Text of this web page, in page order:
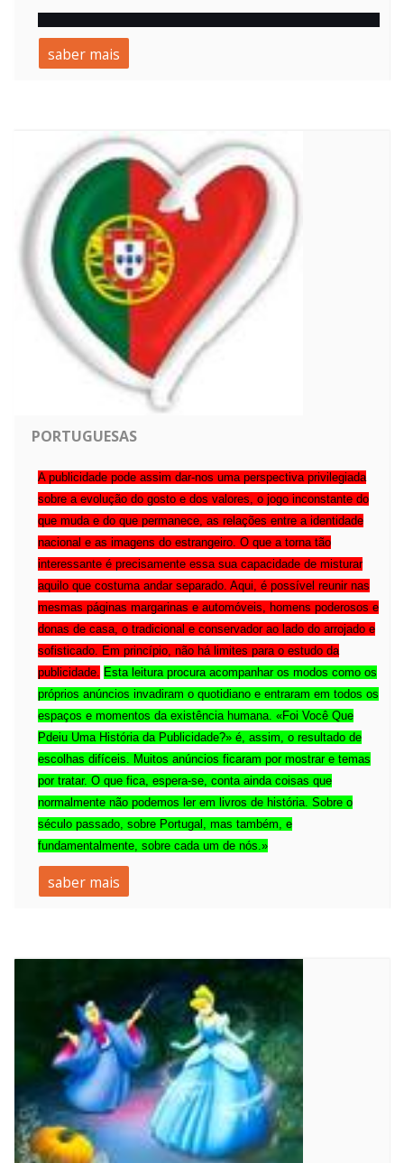
saber mais
PORTUGUESAS
A publicidade pode assim dar-nos uma perspectiva privilegiada
sobre a evolução do gosto e dos valores, o jogo inconstante do
que muda e do que permanece, as relações entre a identidade
nacional e as imagens do estrangeiro. O que a torna tão
interessante é precisamente essa sua capacidade de misturar
aquilo que costuma andar separado. Aqui, é possível reunir nas
mesmas páginas margarinas e automóveis, homens poderosos e
donas de casa, o tradicional e conservador ao lado do arrojado e
sofisticado. Em princípio, não há limites para o estudo da
publicidade. Esta leitura procura acompanhar os modos como os
próprios anúncios invadiram o quotidiano e entraram em todos os
espaços e momentos da existência humana. «Foi Você Que
Pdeiu Uma História da Publicidade?» é, assim, o resultado de
escolhas difíceis. Muitos anúncios ficaram por mostrar e temas
por tratar. O que fica, espera-se, conta ainda coisas que
normalmente não podemos ler em livros de história. Sobre o
século passado, sobre Portugal, mas também, e
fundamentalmente, sobre cada um de nós.»
saber mais